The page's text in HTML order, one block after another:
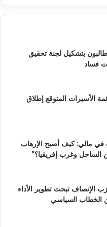
بتشكيل لجنة تحقيق
فساد
الأسيرات المتوقع إطلاق
في مالي: كيف أصبح الإرهاب
الساحل وغرب إفريقيا؟”
الإنصاف تبحث تطوير الأداء
الخطاب السياسي